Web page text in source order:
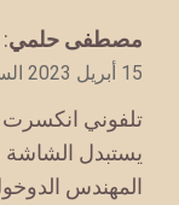
يقول
مصطفى حلمي:
15 أبريل 2023 الساعة 5:34 ص
تلفوني انكسرت
يستبدل
المهندس